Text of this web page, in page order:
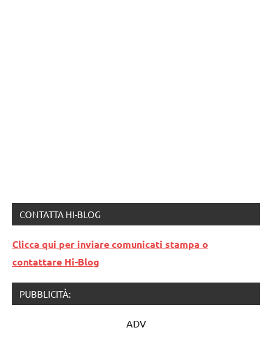
CONTATTA HI-BLOG
Clicca qui per inviare comunicati stampa o
contattare Hi-Blog
PUBBLICITÀ:
ADV